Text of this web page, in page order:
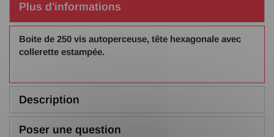
Plus d'informations
Boite de 250 vis autoperceuse, tête hexagonale avec
collerette estampée.
Description
Poser une question